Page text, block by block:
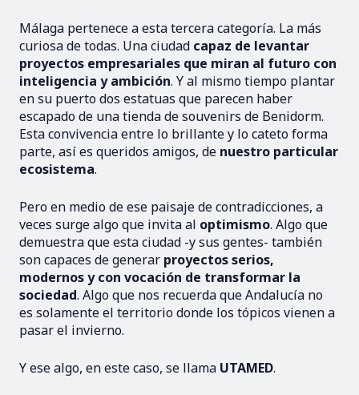
Málaga pertenece a esta tercera categoría. La más
curiosa de todas. Una ciudad capaz de levantar
proyectos empresariales que miran al futuro con
inteligencia y ambición. Y al mismo tiempo plantar
en su puerto dos estatuas que parecen haber
escapado de una tienda de souvenirs de Benidorm.
Esta convivencia entre lo brillante y lo cateto forma
parte, así es queridos amigos, de nuestro particular
ecosistema.
Pero en medio de ese paisaje de contradicciones, a
veces surge algo que invita al optimismo. Algo que
demuestra que esta ciudad -y sus gentes- también
son capaces de generar proyectos serios,
modernos y con vocación de transformar la
sociedad. Algo que nos recuerda que Andalucía no
es solamente el territorio donde los tópicos vienen a
pasar el invierno.
Y ese algo, en este caso, se llama UTAMED.